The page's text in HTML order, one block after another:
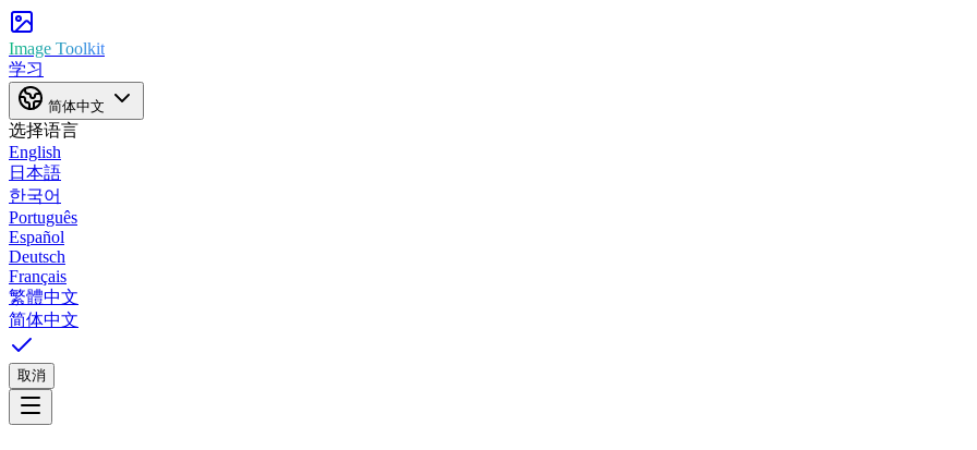
Image Toolkit
学习
简体中文
选择语言
English
日本語
한국어
Português
Español
Deutsch
Français
繁體中文
简体中文
取消